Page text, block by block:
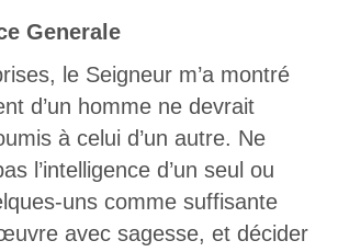
Generale
le Seigneur m’a montré
d’un homme ne devrait
à celui d’un autre. Ne
l’intelligence d’un seul ou
uns comme suffisante
avec sagesse, et décider